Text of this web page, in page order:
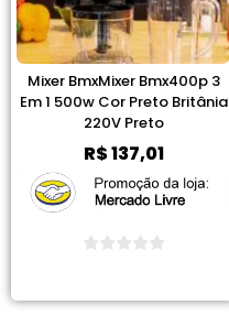
Mixer BmxMixer Bmx400p 3
Em 1 500w Cor Preto Britânia
220V Preto
R$137,01